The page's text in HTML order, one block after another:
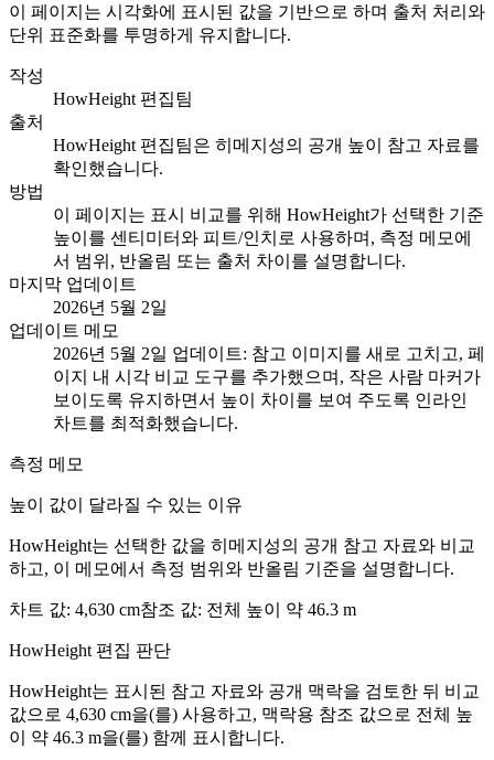
이 페이지는 시각화에 표시된 값을 기반으로 하며 출처 처리와
단위 표준화를 투명하게 유지합니다.
작성
HowHeight 편집팀
출처
HowHeight 편집팀은 히메지성의 공개 높이 참고 자료를
확인했습니다.
방법
이 페이지는 표시 비교를 위해 HowHeight가 선택한 기준
높이를 센티미터와 피트/인치로 사용하며, 측정 메모에
서 범위, 반올림 또는 출처 차이를 설명합니다.
마지막 업데이트
2026년 5월 2일
업데이트 메모
2026년 5월 2일 업데이트: 참고 이미지를 새로 고치고, 페
이지 내 시각 비교 도구를 추가했으며, 작은 사람 마커가
보이도록 유지하면서 높이 차이를 보여 주도록 인라인
차트를 최적화했습니다.
측정 메모
높이 값이 달라질 수 있는 이유
HowHeight는 선택한 값을 히메지성의 공개 참고 자료와 비교
하고, 이 메모에서 측정 범위와 반올림 기준을 설명합니다.
차트 값: 4,630 cm참조 값: 전체 높이 약 46.3 m
HowHeight 편집 판단
HowHeight는 표시된 참고 자료와 공개 맥락을 검토한 뒤 비교
값으로 ⁦4,630 cm⁩을(를) 사용하고, 맥락용 참조 값으로 ⁦전체 높
이 약 46.3 m⁩을(를) 함께 표시합니다.